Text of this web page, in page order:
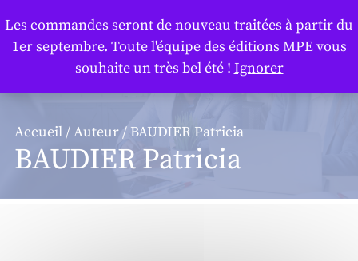
Accueil/Auteur/ BAUDIER Patricia
BAUDIER Patricia
Les commandes seront de nouveau traitées à partir du
1er septembre. Toute l'équipe des éditions MPE vous
souhaite un très bel été ! Ignorer